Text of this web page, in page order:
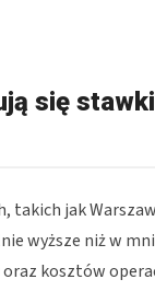
się
takich jak
wyższe niż w
kosztów